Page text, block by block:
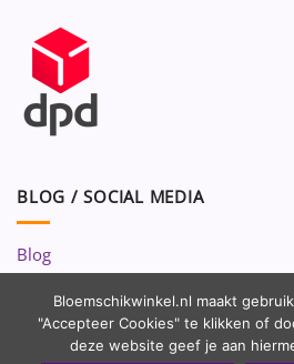
BLOG / SOCIAL MEDIA
Blog
Volg ons op:
Bloemschikwinkel.nl maakt
"Accepteer Cookies" te klikken of
deze website geef je aan